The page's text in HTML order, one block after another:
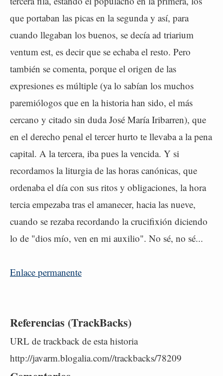
que portaban las picas en la segunda y así, para
cuando llegaban los buenos, se decía ad triarium
ventum est, es decir que se echaba el resto. Pero
también se comenta, porque el origen de las
expresiones es múltiple (ya lo sabían los muchos
paremiólogos que en la historia han sido, el más
cercano y citado sin duda José María Iribarren), que
en el derecho penal el tercer hurto te llevaba a la pena
capital. A la tercera, iba pues la vencida. Y si
recordamos la liturgia de las horas canónicas, que
ordenaba el día con sus ritos y obligaciones, la hora
tercia empezaba tras el amanecer, hacia las nueve,
cuando se rezaba recordando la crucifixión diciendo
lo de "dios mío, ven en mi auxilio". No sé, no sé...
Enlace permanente
Referencias (TrackBacks)
URL de trackback de esta historia
http://javarm.blogalia.com//trackbacks/78209